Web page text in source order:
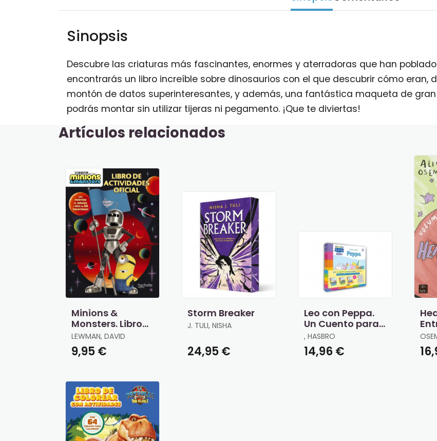
Sinopsis
Descubre las criaturas más fascinantes, enormes y aterradoras que han
encontrarás un libro increíble sobre dinosaurios con el que descubrir cómo eran,
montón de datos superinteresantes, y además, una fantástica maqueta de gran
podrás montar sin utilizar tijeras ni pegamento. ¡Que te diviertas!
Artículos relacionados
Minions &
Monsters. Libro
de Actividades
Oficial
LEWMAN, DAVID
9,95 €
Storm Breaker
J. TULI, NISHA
24,95 €
Leo con Peppa.
Un Cuento para
Cada Letra
, HASBRO
14,96 €